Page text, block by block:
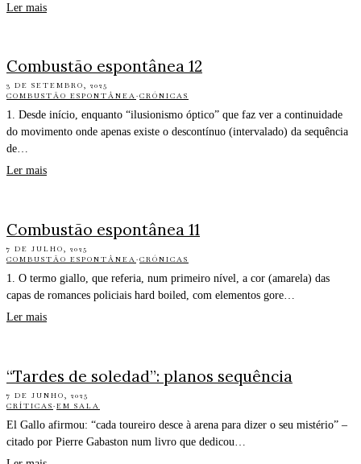
Ler mais
Combustão espontânea 12
3 DE SETEMBRO, 2025
COMBUSTÃO ESPONTÂNEA·CRÓNICAS
1. Desde início, enquanto “ilusionismo óptico” que faz ver a continuidade
do movimento onde apenas existe o descontínuo (intervalado) da sequência
de…
Ler mais
Combustão espontânea 11
7 DE JULHO, 2025
COMBUSTÃO ESPONTÂNEA·CRÓNICAS
1. O termo giallo, que referia, num primeiro nível, a cor (amarela) das
capas de romances policiais hard boiled, com elementos gore…
Ler mais
“Tardes de soledad”: planos sequência
7 DE JUNHO, 2025
CRÍTICAS·EM SALA
El Gallo afirmou: “cada toureiro desce à arena para dizer o seu mistério” –
citado por Pierre Gabaston num livro que dedicou…